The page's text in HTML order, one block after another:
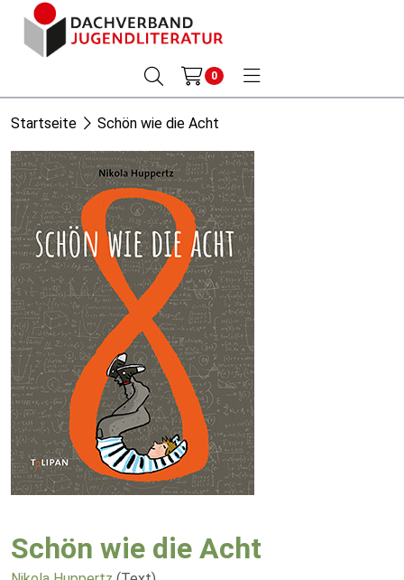
0
Startseite Schön wie die Acht
Schön wie die Acht